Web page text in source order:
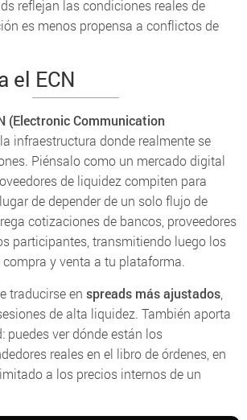
reflejan las condiciones reales de
es menos propensa a conflictos de
el ECN
(Electronic Communication
infraestructura donde realmente se
Piénsalo como un mercado digital
de liquidez compiten para
de depender de un solo flujo de
cotizaciones de bancos, proveedores
participantes, transmitiendo luego los
y venta a tu plataforma.
traducirse en spreads más ajustados,
de alta liquidez. También aporta
puedes ver dónde están los
reales en el libro de órdenes, en
a los precios internos de un